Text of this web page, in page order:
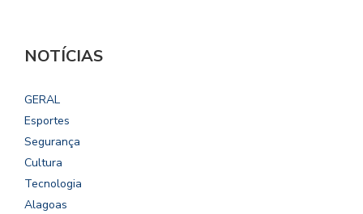
NOTÍCIAS
GERAL
Esportes
Segurança
Cultura
Tecnologia
Alagoas